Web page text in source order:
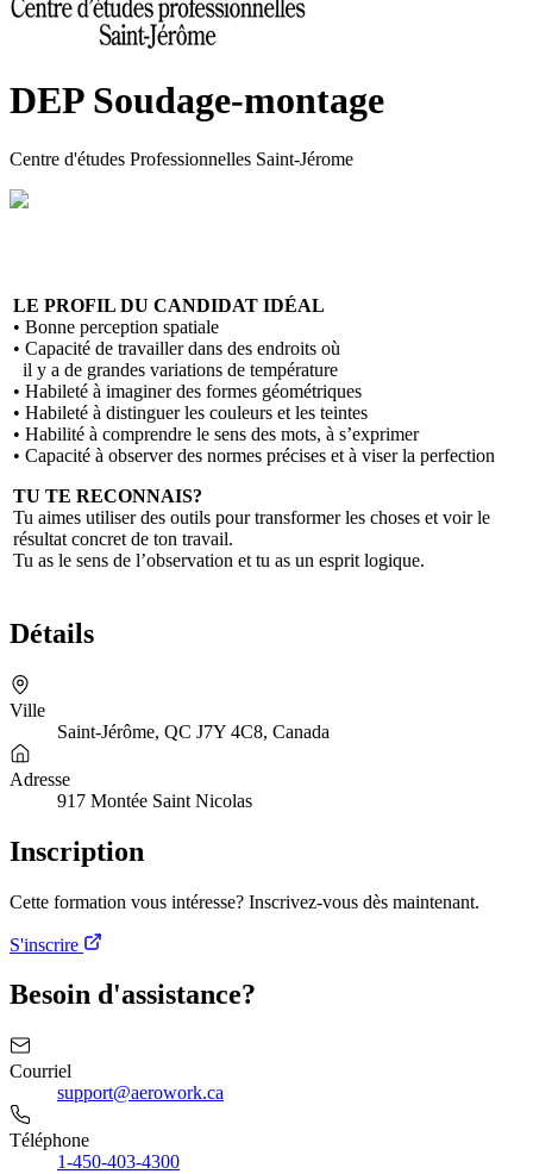
DEP Soudage-montage
Centre d'études Professionnelles Saint-Jérome
LE PROFIL DU CANDIDAT IDÉAL
• Bonne perception spatiale
• Capacité de travailler dans des endroits où
il y a de grandes variations de température
• Habileté à imaginer des formes géométriques
• Habileté à distinguer les couleurs et les teintes
• Habilité à comprendre le sens des mots, à s’exprimer
• Capacité à observer des normes précises et à viser la perfection
TU TE RECONNAIS?
Tu aimes utiliser des outils pour transformer les choses et voir le
résultat concret de ton travail.
Tu as le sens de l’observation et tu as un esprit logique.
Détails
Ville
Saint-Jérôme, QC J7Y 4C8, Canada
Adresse
917 Montée Saint Nicolas
Inscription
Cette formation vous intéresse? Inscrivez-vous dès maintenant.
S'inscrire
Besoin d'assistance?
Courriel
support@aerowork.ca
Téléphone
1-450-403-4300